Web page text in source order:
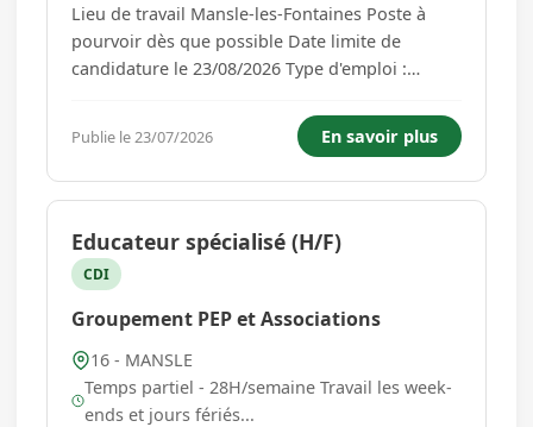
Lieu de travail Mansle-les-Fontaines Poste à
pourvoir dès que possible Date limite de
candidature le 23/08/2026 Type d'emploi :
de l'emploi : Créé par le Conseil départemental,
Charente Santé est un dispositif visant à
enrayer la désertificat...
Publie le 23/07/2026 En savoir plus
Educateur spécialisé (H/F)
CDI
Groupement PEP et Associations
16 - MANSLE
Temps partiel - 28H/semaine Travail les week-
ends et jours fériés...